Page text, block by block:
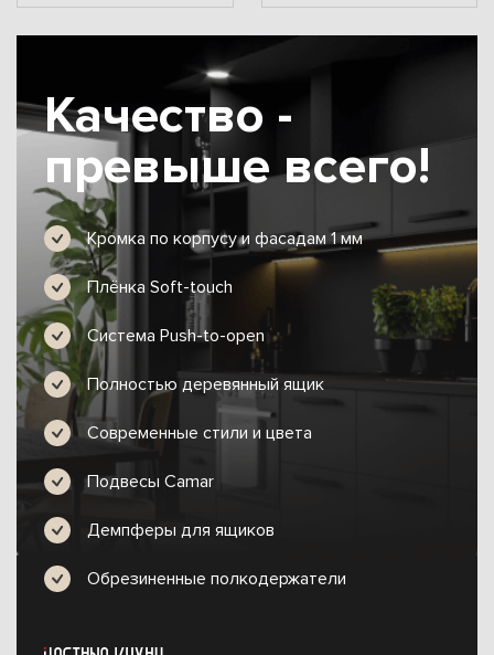
Качество -
превыше всего!
Кромка по корпусу и фасадам 1 мм
Плёнка Soft-touch
Система Push-to-open
Полностью деревянный ящик
Современные стили и цвета
Подвесы Camar
Демпферы для ящиков
Обрезиненные полкодержатели